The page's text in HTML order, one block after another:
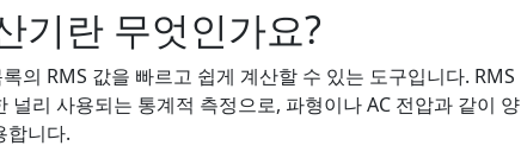
기란 무엇인가요?
의 RMS 값을 빠르고 쉽게 계산할 수 있는 도구입니다. RMS
리 사용되는 통계적 측정으로, 파형이나 AC 전압과 같이 양
합니다.